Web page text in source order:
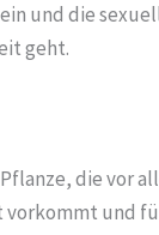
und die
geht.
die vor
vorkommt und